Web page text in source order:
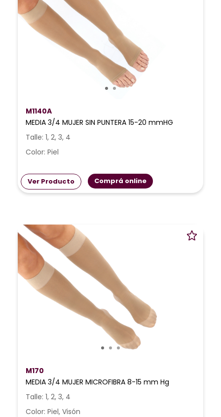
M1140A
MEDIA 3/4 MUJER SIN PUNTERA 15-20 mmHG
Talle: 1, 2, 3, 4
Color: Piel
Ver Producto Comprá online
M170
MEDIA 3/4 MUJER MICROFIBRA 8-15 mm Hg
Talle: 1, 2, 3, 4
Color: Piel, Visón